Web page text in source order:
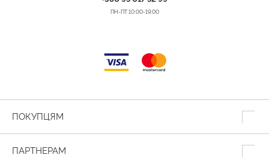
ПН-ПТ 10:00-19:00
ПОКУПЦЯМ
ПАРТНЕРАМ